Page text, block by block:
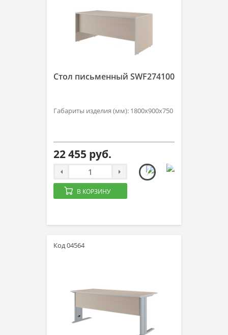
Стол письменный SWF274100
Габариты изделия (мм): 1800х900х750
22 455 руб.
В КОРЗИНУ
Код 04564